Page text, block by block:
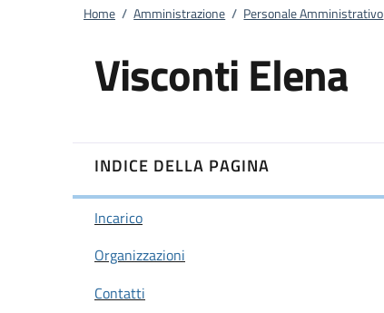
Home / Amministrazione / Personale Amministrativo
Visconti Elena
INDICE DELLA PAGINA
Incarico
Organizzazioni
Contatti